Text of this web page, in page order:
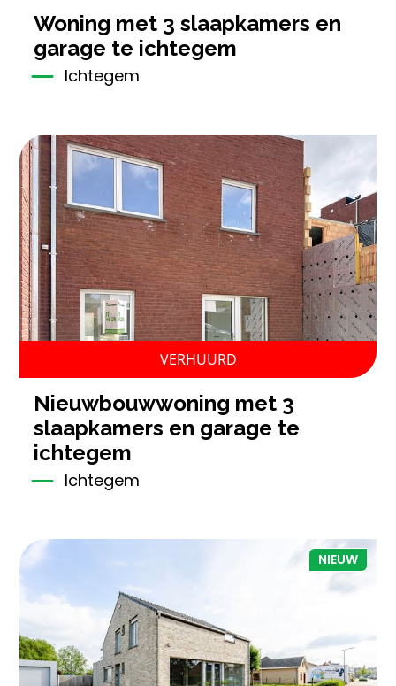
woning met 3 slaapkamers en
garage te ichtegem
Ichtegem
VERHUURD
nieuwbouwwoning met 3
slaapkamers en garage te
ichtegem
Ichtegem
3 254 m² 1 2.114 m²
NIEUW